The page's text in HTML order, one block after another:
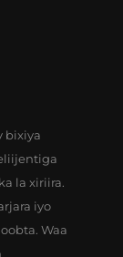
bixiya
la xiriira.
iyo
Waa